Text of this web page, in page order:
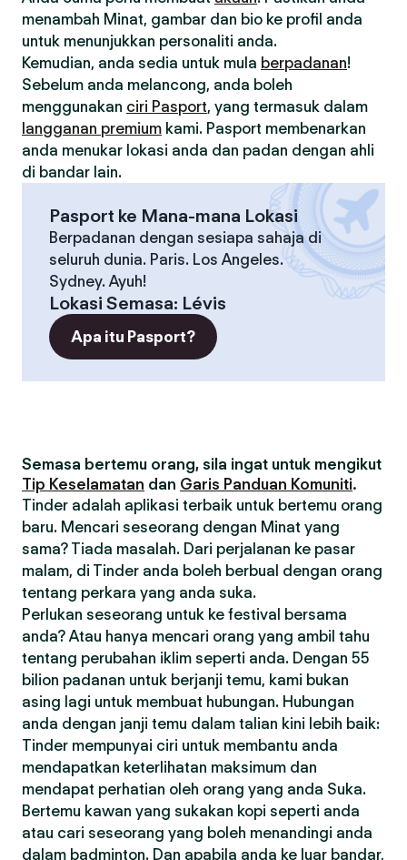
menambah Minat, gambar dan bio ke profil anda
untuk menunjukkan personaliti anda.
Kemudian, anda sedia untuk mula berpadanan!
Sebelum anda melancong, anda boleh
menggunakan ciri Pasport, yang termasuk dalam
langganan premium kami. Pasport membenarkan
anda menukar lokasi anda dan padan dengan ahli
di bandar lain.
Pasport ke Mana-mana Lokasi
Berpadanan dengan sesiapa sahaja di
seluruh dunia. Paris. Los Angeles.
Sydney. Ayuh!
Lokasi Semasa: Lévis
Apa itu Pasport?
Semasa bertemu orang, sila ingat untuk mengikut
Tip Keselamatan dan Garis Panduan Komuniti.
Tinder adalah aplikasi terbaik untuk bertemu orang
baru. Mencari seseorang dengan Minat yang
sama? Tiada masalah. Dari perjalanan ke pasar
malam, di Tinder anda boleh berbual dengan orang
tentang perkara yang anda suka.
Perlukan seseorang untuk ke festival bersama
anda? Atau hanya mencari orang yang ambil tahu
tentang perubahan iklim seperti anda. Dengan 55
bilion padanan untuk berjanji temu, kami bukan
asing lagi untuk membuat hubungan. Hubungan
anda dengan janji temu dalam talian kini lebih baik:
Tinder mempunyai ciri untuk membantu anda
mendapatkan keterlihatan maksimum dan
mendapat perhatian oleh orang yang anda Suka.
Bertemu kawan yang sukakan kopi seperti anda
atau cari seseorang yang boleh menandingi anda
dalam badminton. Dan apabila anda ke luar bandar,